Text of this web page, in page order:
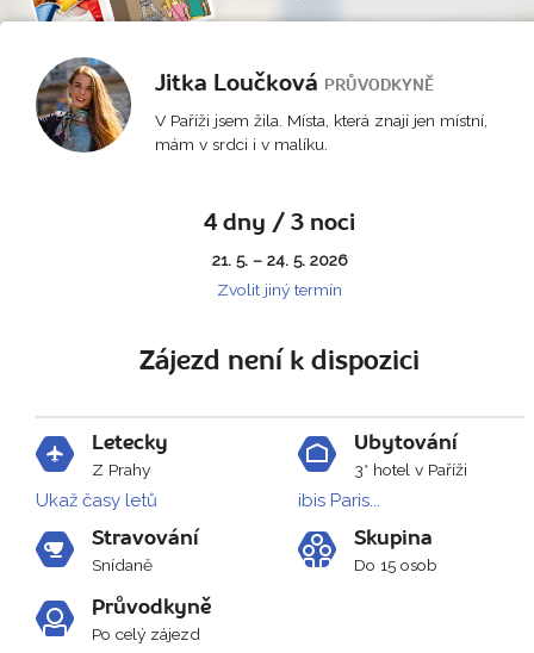
Jitka Loučková PRŮVODKYNĚ
V Paříži jsem žila. Místa, která znají jen místní,
mám v srdci i v malíku.
4 dny / 3 noci
21. 5. – 24. 5. 2026
Zvolit jiný termín
Zájezd není k dispozici
Letecky
Z Prahy
Ukaž časy letů
Ubytování
3* hotel v Paříži
ibis Paris...
Stravování
Snídaně
Skupina
Do 15 osob
Průvodkyně
Po celý zájezd